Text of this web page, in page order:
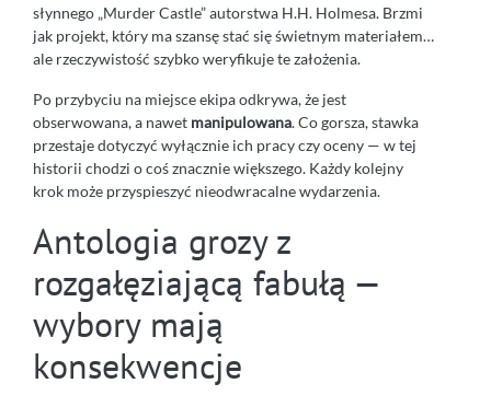
słynnego „Murder Castle” autorstwa H.H. Holmesa. Brzmi
jak projekt, który ma szansę stać się świetnym materiałem…
ale rzeczywistość szybko weryfikuje te założenia.
Po przybyciu na miejsce ekipa odkrywa, że jest
obserwowana, a nawet manipulowana. Co gorsza, stawka
przestaje dotyczyć wyłącznie ich pracy czy oceny — w tej
historii chodzi o coś znacznie większego. Każdy kolejny
krok może przyspieszyć nieodwracalne wydarzenia.
Antologia grozy z
rozgałęziającą fabułą —
wybory mają
konsekwencje